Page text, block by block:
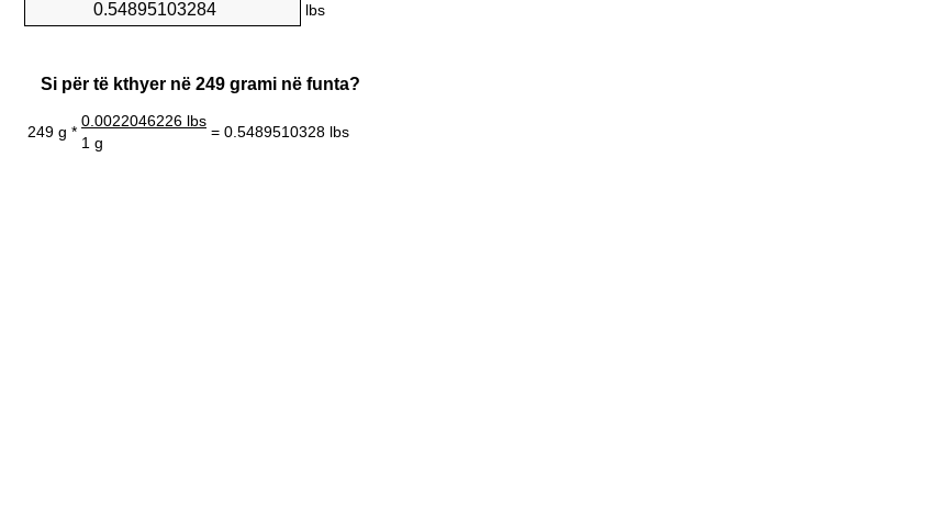
lbs
Si për të kthyer në 249 grami në funta?
249 g *
0.0022046226 lbs
= 0.5489510328 lbs
1 g